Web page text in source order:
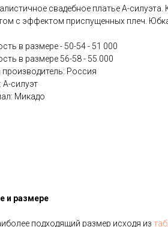
свадебное платье А-силуэта.
с эффектом приспущенных плеч.
в размере - 50-54 - 51 000
в размере 56-58 - 55 000
производитель: Россия
А-силуэт
Микадо
и размере
подходящий размер исходя из